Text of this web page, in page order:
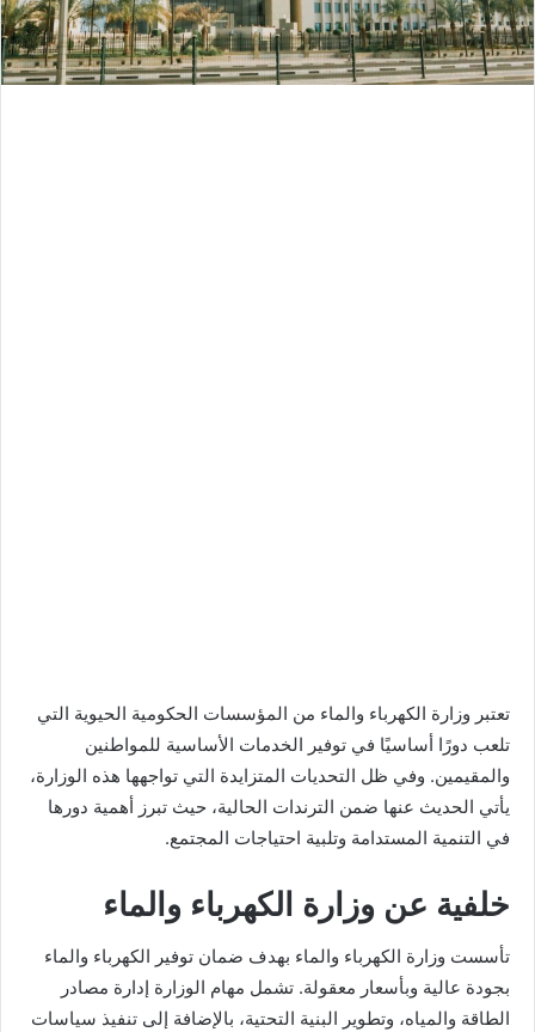
تعتبر وزارة الكهرباء والماء من المؤسسات الحكومية الحيوية التي
تلعب دورًا أساسيًا في توفير الخدمات الأساسية للمواطنين
والمقيمين. وفي ظل التحديات المتزايدة التي تواجهها هذه الوزارة،
يأتي الحديث عنها ضمن الترندات الحالية، حيث تبرز أهمية دورها
في التنمية المستدامة وتلبية احتياجات المجتمع.
خلفية عن وزارة الكهرباء والماء
تأسست وزارة الكهرباء والماء بهدف ضمان توفير الكهرباء والماء
بجودة عالية وبأسعار معقولة. تشمل مهام الوزارة إدارة مصادر
الطاقة والمياه، وتطوير البنية التحتية، بالإضافة إلى تنفيذ سياسات